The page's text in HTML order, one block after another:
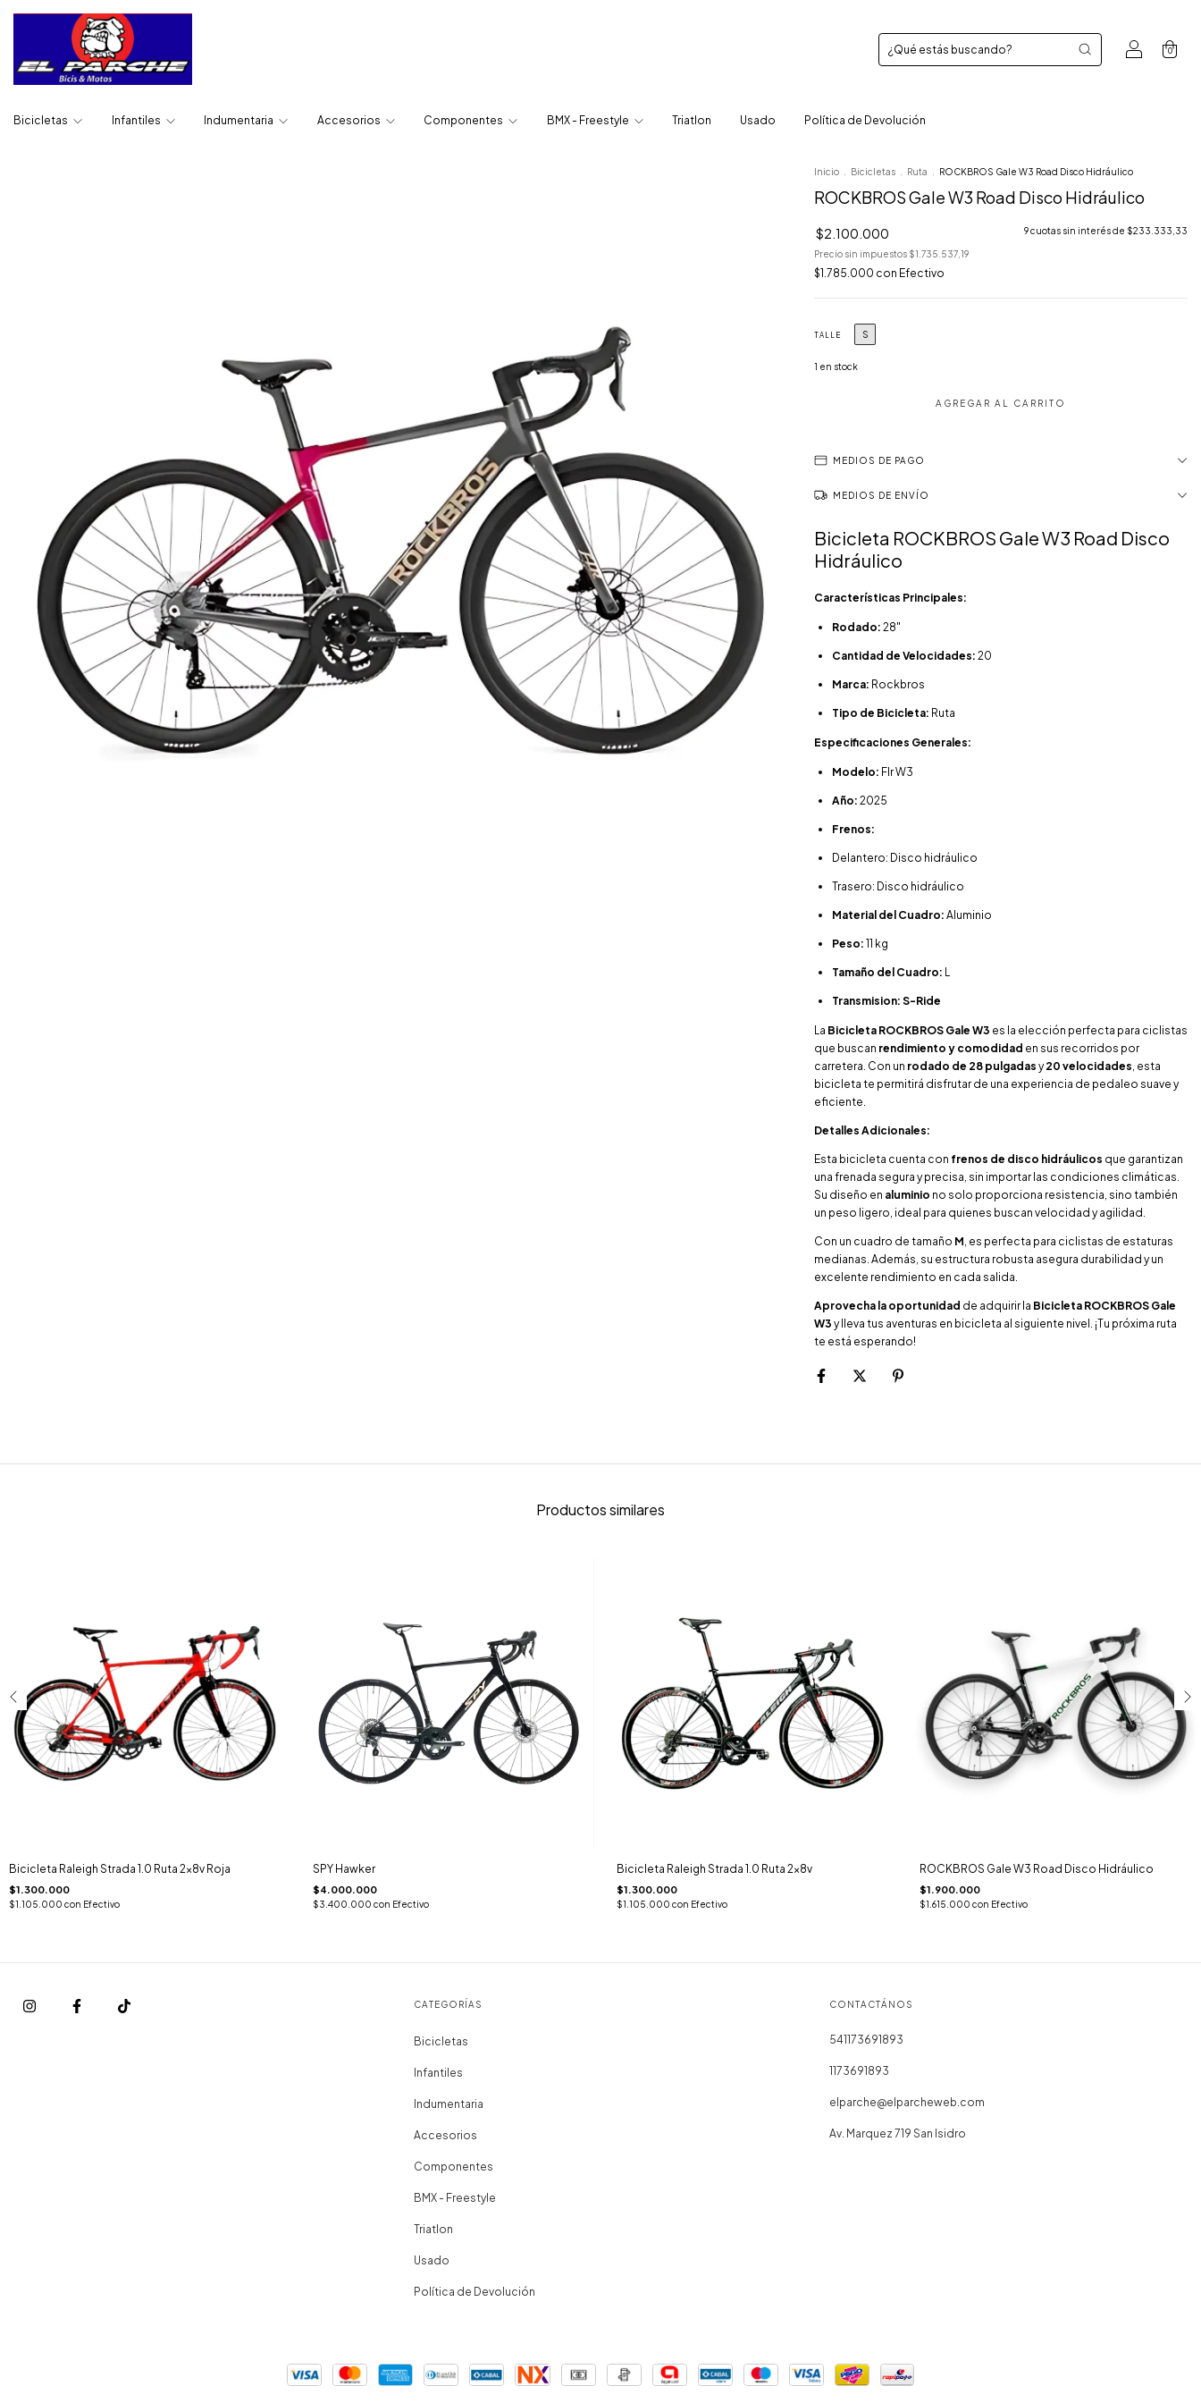
0
Bicicletas Infantiles Indumentaria Accesorios Componentes BMX - Freestyle Triatlon Usado Política de Devolución
Inicio Bicicletas Ruta ROCKBROS Gale W3 Road Disco Hidráulico
ROCKBROS Gale W3 Road Disco Hidráulico
$2.100.000 9cuotas sin interés de $233.333,33
Precio sin impuestos $1.735.537,19
$1.785.000 con Efectivo
TALLE S
1 en stock
MEDIOS DE PAGO
MEDIOS DE ENVÍO
Bicicleta ROCKBROS Gale W3 Road Disco
Hidráulico
Características Principales:
Rodado: 28"
Cantidad de Velocidades: 20
Marca: Rockbros
Tipo de Bicicleta: Ruta
Especificaciones Generales:
Modelo: Flr W3
Año: 2025
Frenos:
Delantero: Disco hidráulico
Trasero: Disco hidráulico
Material del Cuadro: Aluminio
Peso: 11 kg
Tamaño del Cuadro: L
Transmision: S-Ride
La Bicicleta ROCKBROS Gale W3 es la elección perfecta para ciclistas
que buscan rendimiento y comodidad en sus recorridos por
carretera. Con un rodado de 28 pulgadas y20 velocidades, esta
bicicleta te permitirá disfrutar de una experiencia de pedaleo suave y
eficiente.
Detalles Adicionales:
Esta bicicleta cuenta con frenos de disco hidráulicos que garantizan
una frenada segura y precisa, sin importar las condiciones climáticas.
Su diseño en aluminio no solo proporciona resistencia, sino también
un peso ligero, ideal para quienes buscan velocidad y agilidad.
Con un cuadro de tamaño M, es perfecta para ciclistas de estaturas
medianas. Además, su estructura robusta asegura durabilidad y un
excelente rendimiento en cada salida.
Aprovecha la oportunidad de adquirir la Bicicleta ROCKBROS Gale
W3 y lleva tus aventuras en bicicleta al siguiente nivel. ¡Tu próxima ruta
te está esperando!
Productos similares
Bicicleta Raleigh Strada 1.0 Ruta 2x8v Roja
$1.300.000
$1.105.000 con Efectivo
SPY Hawker
$4.000.000
$3.400.000 con Efectivo
Bicicleta Raleigh Strada 1.0 Ruta 2x8v
$1.300.000
$1.105.000 con Efectivo
ROCKBROS Gale W3 Road Disco Hidráulico
$1.900.000
$1.615.000con Efectivo
CATEGORÍAS
Bicicletas
Infantiles
Indumentaria
Accesorios
Componentes
BMX - Freestyle
Triatlon
Usado
Política de Devolución
CONTACTÁNOS
541173691893
1173691893
elparche@elparcheweb.com
Av. Marquez 719 San Isidro